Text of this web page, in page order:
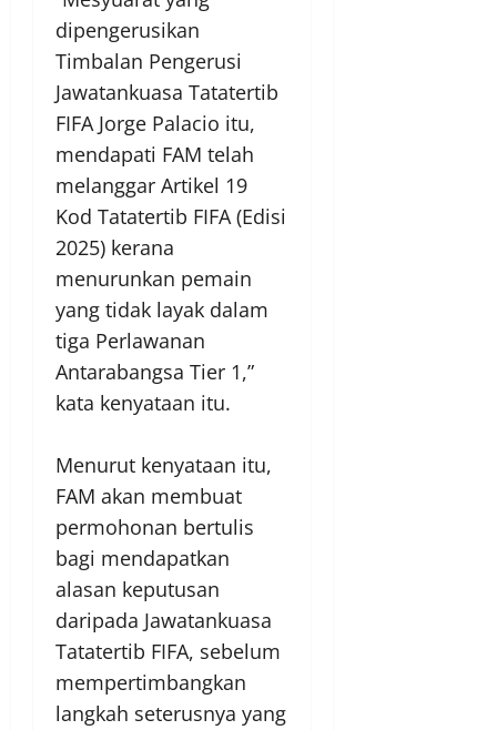
dipengerusikan
Timbalan Pengerusi
Jawatankuasa Tatatertib
FIFA Jorge Palacio itu,
mendapati FAM telah
melanggar Artikel 19
Kod Tatatertib FIFA (Edisi
2025) kerana
menurunkan pemain
yang tidak layak dalam
tiga Perlawanan
Antarabangsa Tier 1,”
kata kenyataan itu.
Menurut kenyataan itu,
FAM akan membuat
permohonan bertulis
bagi mendapatkan
alasan keputusan
daripada Jawatankuasa
Tatatertib FIFA, sebelum
mempertimbangkan
langkah seterusnya yang